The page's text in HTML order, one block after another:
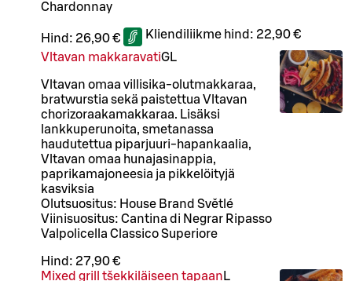
Chardonnay
Hind: 26,90 € Kliendiliikme hind: 22,90 €
Vltavan makkaravatiGL
Vltavan omaa villisika-olutmakkaraa,
bratwurstia sekä paistettua Vltavan
chorizoraakamakkaraa. Lisäksi
lankkuperunoita, smetanassa
haudutettua piparjuuri-hapankaalia,
Vltavan omaa hunajasinappia,
paprikamajoneesia ja pikkelöityjä
kasviksia
Olutsuositus: House Brand Světlé
Viinisuositus: Cantina di Negrar Ripasso
Valpolicella Classico Superiore
Hind: 27,90 €
Mixed grill tšekkiläiseen tapaan L